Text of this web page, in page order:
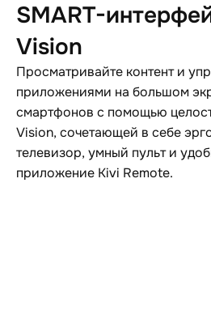
SMART-
Vision
Просматривайте контент и
приложениями на большом
смартфонов с помощью
Vision, сочетающей в себе
телевизор, умный пульт и
приложение Kivi Remote.